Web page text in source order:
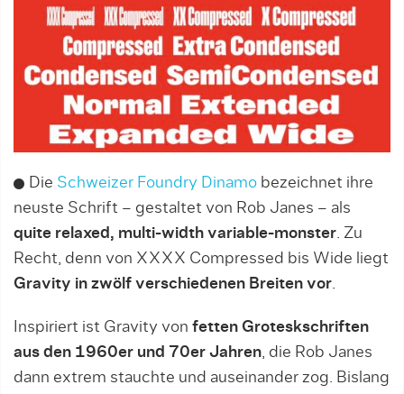
Die Schweizer Foundry Dinamo bezeichnet ihre
neuste Schrift – gestaltet von Rob Janes – als
quite relaxed, multi-width variable-monster. Zu
Recht, denn von XXXX Compressed bis Wide liegt
Gravity in zwölf verschiedenen Breiten vor.
Inspiriert ist Gravity von fetten Groteskschriften
aus den 1960er und 70er Jahren, die Rob Janes
dann extrem stauchte und auseinander zog. Bislang